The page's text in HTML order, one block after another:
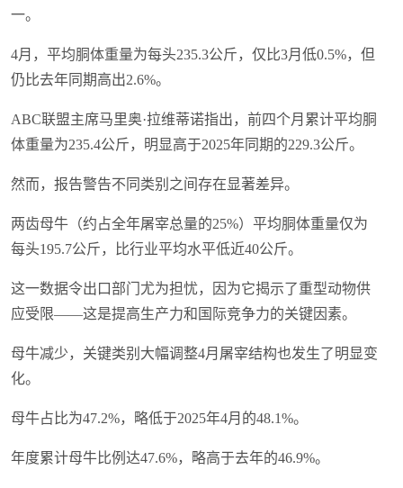
一。
4月，平均胴体重量为每头235.3公斤，仅比3月低0.5%，但
仍比去年同期高出2.6%。
ABC联盟主席马里奥·拉维蒂诺指出，前四个月累计平均胴
体重量为235.4公斤，明显高于2025年同期的229.3公斤。
然而，报告警告不同类别之间存在显著差异。
两齿母牛（约占全年屠宰总量的25%）平均胴体重量仅为
每头195.7公斤，比行业平均水平低近40公斤。
这一数据令出口部门尤为担忧，因为它揭示了重型动物供
应受限——这是提高生产力和国际竞争力的关键因素。
母牛减少，关键类别大幅调整4月屠宰结构也发生了明显变
化。
母牛占比为47.2%，略低于2025年4月的48.1%。
年度累计母牛比例达47.6%，略高于去年的46.9%。